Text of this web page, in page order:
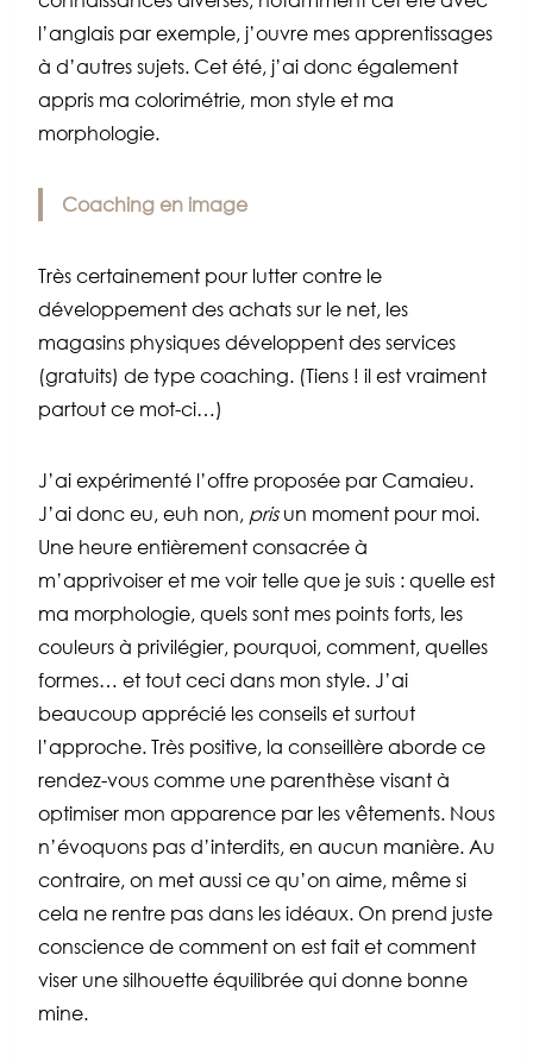
l’anglais par exemple, j’ouvre mes apprentissages
à d’autres sujets. Cet été, j’ai donc également
appris ma colorimétrie, mon style et ma
morphologie.
Coaching en image
Très certainement pour lutter contre le
développement des achats sur le net, les
magasins physiques développent des services
(gratuits) de type coaching. (Tiens ! il est vraiment
partout ce mot-ci…)
J’ai expérimenté l’offre proposée par Camaieu.
J’ai donc eu, euh non, prisun moment pour moi.
Une heure entièrement consacrée à
m’apprivoiser et me voir telle que je suis : quelle est
ma morphologie, quels sont mes points forts, les
couleurs à privilégier, pourquoi, comment, quelles
formes… et tout ceci dans mon style. J’ai
beaucoup apprécié les conseils et surtout
l’approche. Très positive, la conseillère aborde ce
rendez-vous comme une parenthèse visant à
optimiser mon apparence par les vêtements. Nous
n’évoquons pas d’interdits, en aucun manière. Au
contraire, on met aussi ce qu’on aime, même si
cela ne rentre pas dans les idéaux. On prend juste
conscience de comment on est fait et comment
viser une silhouette équilibrée qui donne bonne
mine.